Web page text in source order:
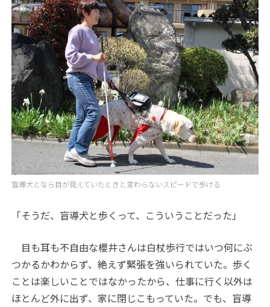
盲導犬となら目が見えていたときと変わらないスピードで歩ける
「そうだ、盲導犬と歩くって、こういうことだった」
目も耳も不自由な櫻井さんは白杖歩行ではいつ何にぶ
つかるかわからず、絶えず緊張を強いられていた。歩く
ことは楽しいことではなかったから、仕事に行く以外は
ほとんど外に出ず、家に閉じこもっていた。でも、盲導